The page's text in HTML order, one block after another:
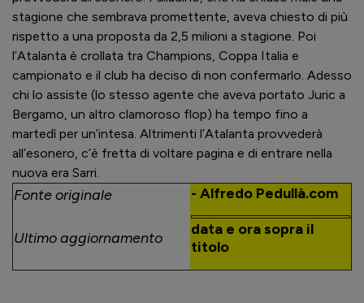
stagione che sembrava promettente, aveva chiesto di più
rispetto a una proposta da 2,5 milioni a stagione. Poi
l’Atalanta è crollata tra Champions, Coppa Italia e
campionato e il club ha deciso di non confermarlo. Adesso
chi lo assiste (lo stesso agente che aveva portato Juric a
Bergamo, un altro clamoroso flop) ha tempo fino a
martedì per un’intesa. Altrimenti l’Atalanta provvederà
all’esonero, c’è fretta di voltare pagina e di entrare nella
nuova era Sarri.
Fonte originale - Alfredo Pedullà.com
Ultimo aggiornamento
data e ora sopra il
titolo